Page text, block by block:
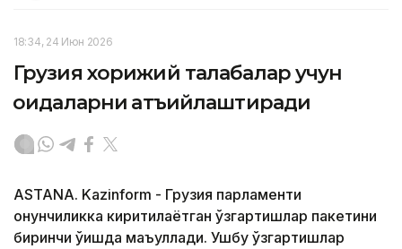
18:34, 24 Июн 2026
Грузия хорижий талабалар учун
қоидаларни қатъийлаштиради
ASTANA. Kazinform - Грузия парламенти
қонунчиликка киритилаётган ўзгартишлар пакетини
биринчи ўқишда маъқуллади. Ушбу ўзгартишлар